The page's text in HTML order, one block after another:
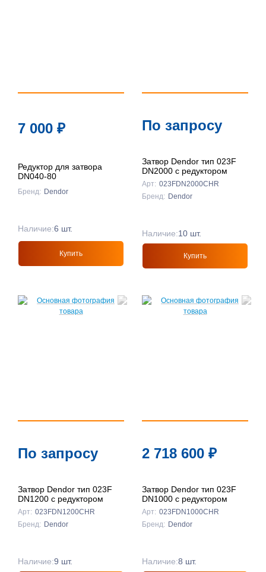
7 000 ₽
Редуктор для затвора
DN040-80
Бренд: Dendor
Наличие:6 шт.
Купить
По запросу
Затвор Dendor тип 023F
DN2000 с редуктором
Арт: 023FDN2000CHR
Бренд: Dendor
Наличие:10 шт.
Купить
По запросу
Затвор Dendor тип 023F
DN1200 с редуктором
Арт: 023FDN1200CHR
Бренд: Dendor
Наличие:9 шт.
2 718 600 ₽
Затвор Dendor тип 023F
DN1000 с редуктором
Арт: 023FDN1000CHR
Бренд: Dendor
Наличие:8 шт.